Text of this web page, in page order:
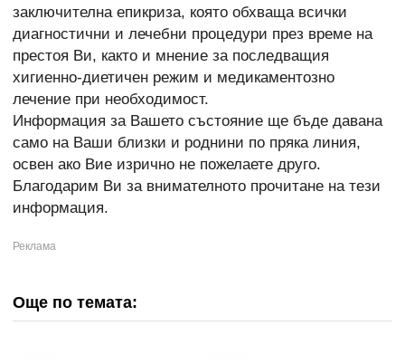
заключителна епикриза, която обхваща всички
диагностични и лечебни процедури през време на
престоя Ви, както и мнение за последващия
хигиенно-диетичен режим и медикаментозно
лечение при необходимост.
Информация за Вашето състояние ще бъде давана
само на Ваши близки и роднини по пряка линия,
освен ако Вие изрично не пожелаете друго.
Благодарим Ви за внимателното прочитане на тези
информация.
Още по темата: